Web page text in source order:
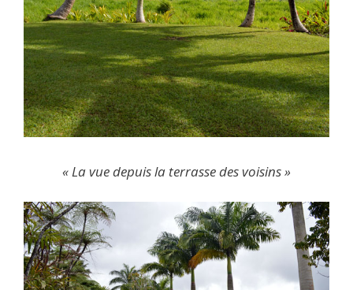
« La vue depuis la terrasse des voisins »